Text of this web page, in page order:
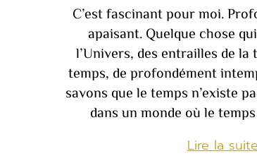
C’est fascinant pour moi.
apaisant. Quelque chose
l’Univers, des entrailles de
temps, de profondément
savons que le temps n’existe
dans un monde où le
Lire la